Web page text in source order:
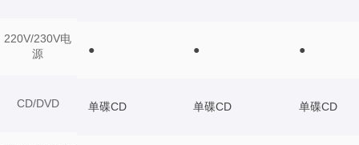
220V/230V电
源
CD/DVD
● ● ●
单碟CD 单碟CD 单碟CD